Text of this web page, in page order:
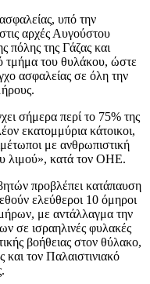
υπό την
αρχές Αυγούστου
πόλης της Γάζας και
τμήμα του θυλάκου, ώστε
ασφαλείας σε όλη την
σήμερα περί το 75% της
εκατομμύρια κάτοικοι,
με ανθρωπιστική
λιμού», κατά τον ΟΗΕ.
προβλέπει κατάπαυση
ελεύθεροι 10 όμηροι
με αντάλλαγμα την
σε ισραηλινές φυλακές
βοήθειας στον θύλακο,
τον Παλαιστινιακό